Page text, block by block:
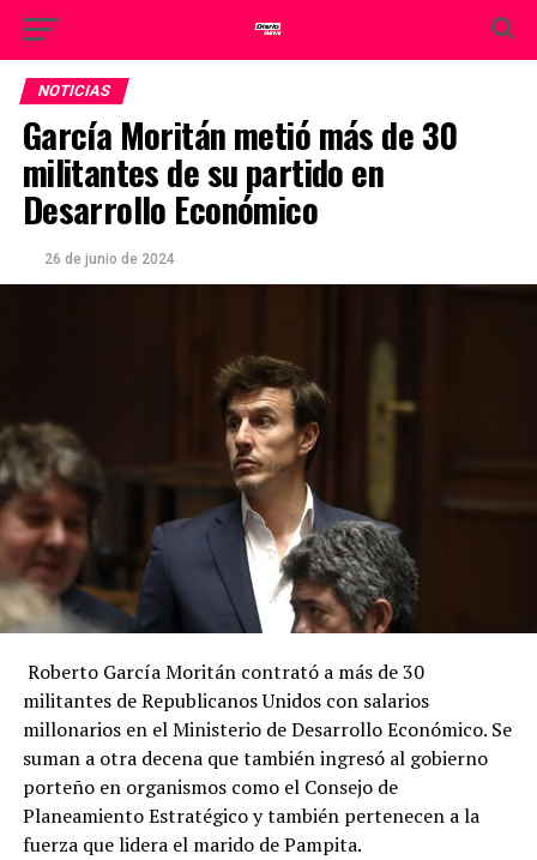
NOTICIAS
García Moritán metió más de 30
militantes de su partido en
Desarrollo Económico
26 de junio de 2024
Roberto García Moritán contrató a más de 30
militantes de Republicanos Unidos con salarios
millonarios en el Ministerio de Desarrollo Económico. Se
suman a otra decena que también ingresó al gobierno
porteño en organismos como el Consejo de
Planeamiento Estratégico y también pertenecen a la
fuerza que lidera el marido de Pampita.